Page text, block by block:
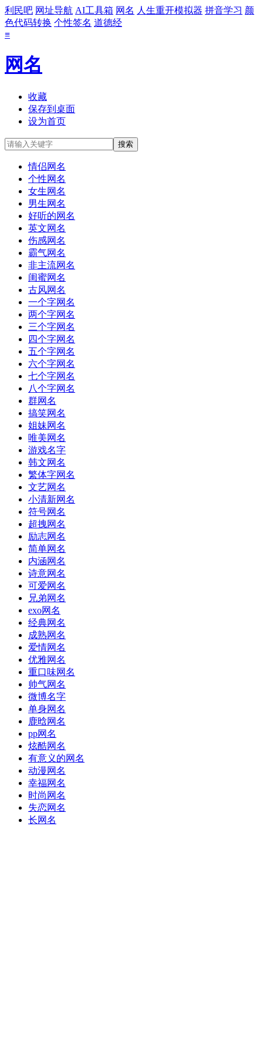
利民吧 网址导航 AI工具箱 网名 人生重开模拟器 拼音学习 颜
色代码转换 个性签名 道德经
≡
网名
收藏
保存到桌面
设为首页
情侣网名
个性网名
女生网名
男生网名
好听的网名
英文网名
伤感网名
霸气网名
非主流网名
闺蜜网名
古风网名
一个字网名
两个字网名
三个字网名
四个字网名
五个字网名
六个字网名
七个字网名
八个字网名
群网名
搞笑网名
姐妹网名
唯美网名
游戏名字
韩文网名
繁体字网名
文艺网名
小清新网名
符号网名
超拽网名
励志网名
简单网名
内涵网名
诗意网名
可爱网名
兄弟网名
exo网名
经典网名
成熟网名
爱情网名
优雅网名
重口味网名
帅气网名
微博名字
单身网名
鹿晗网名
pp网名
炫酷网名
有意义的网名
动漫网名
幸福网名
时尚网名
失恋网名
长网名